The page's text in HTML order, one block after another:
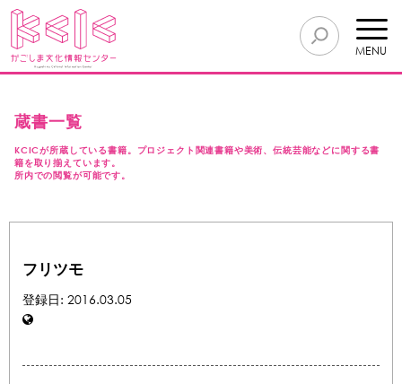
MENU
蔵書一覧
KCICが所蔵している書籍。プロジェクト関連書籍や美術、伝統芸能などに関する書
籍を取り揃えています。
所内での閲覧が可能です。
フリツモ
登録日: 2016.03.05